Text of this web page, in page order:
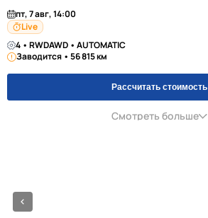
пт, 7 авг, 14:00
Live
4 • RWDAWD • AUTOMATIC
Заводится • 56 815 км
Рассчитать стоимость
Смотреть больше